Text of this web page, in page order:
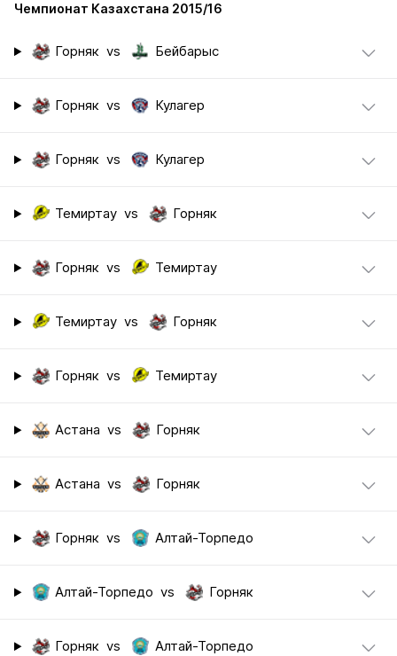
Чемпионат Казахстана 2015/16
Горняк vs Бейбарыс
Горняк vs Кулагер
Горняк vs Кулагер
Темиртау vs Горняк
Горняк vs Темиртау
Темиртау vs Горняк
Горняк vs Темиртау
Астана vs Горняк
Астана vs Горняк
Горняк vs Алтай-Торпедо
Алтай-Торпедо vs Горняк
Горняк vs Алтай-Торпедо